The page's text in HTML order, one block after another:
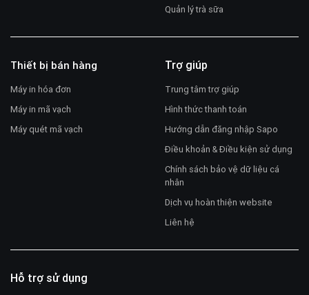
Quản lý trà sữa
Thiết bị bán hàng
Máy in hóa đơn
Máy in mã vạch
Máy quét mã vạch
Trợ giúp
Trung tâm trợ giúp
Hình thức thanh toán
Hướng dẫn đăng nhập Sapo
Điều khoản & Điều kiện sử dụng
Chính sách bảo vệ dữ liệu cá
nhân
Dịch vụ hoàn thiện website
Liên hệ
Hỗ trợ sử dụng